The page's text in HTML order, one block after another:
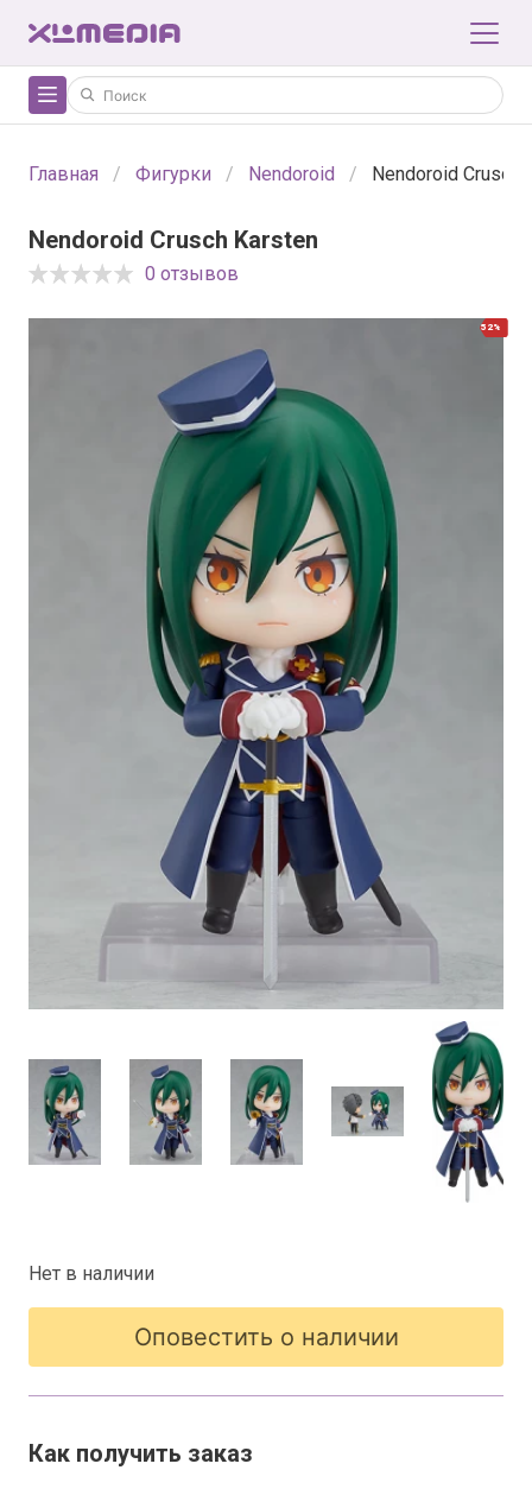
Главная Фигурки Nendoroid Nendoroid Crusch
Nendoroid Crusch Karsten
0 отзывов
52%
Нет в наличии
Оповестить о наличии
Как получить заказ